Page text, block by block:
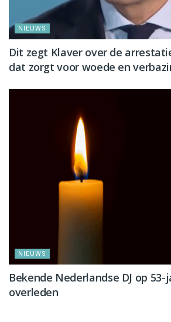
NIEUWS
Dit zegt Klaver over de
dat zorgt voor woede en
NIEUWS
Bekende Nederlandse DJ op
overleden